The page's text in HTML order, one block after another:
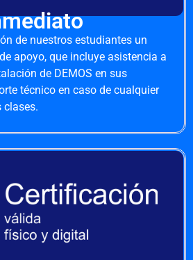
de nuestros estudiantes un
apoyo, que incluye asistencia a
de DEMOS en sus
técnico en caso de cualquier
clases.